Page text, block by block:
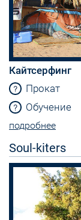
Кайтсерфинг
Прокат
Обучение
подробнее
Soul-kiters